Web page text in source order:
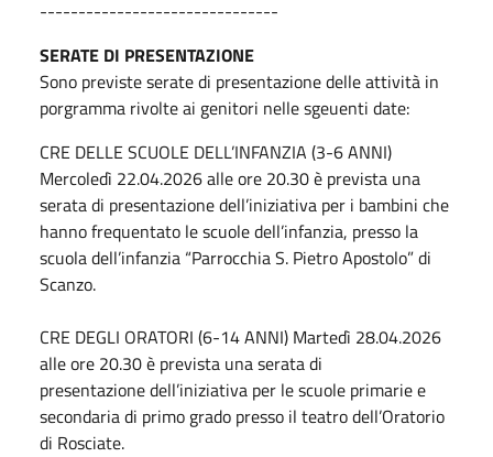
-------------------------------
SERATE DI PRESENTAZIONE
Sono previste serate di presentazione delle attività in
porgramma rivolte ai genitori nelle sgeuenti date:
CRE DELLE SCUOLE DELL’INFANZIA (3-6 ANNI)
Mercoledì 22.04.2026 alle ore 20.30 è prevista una
serata di presentazione dell’iniziativa per i bambini che
hanno frequentato le scuole dell’infanzia, presso la
scuola dell’infanzia “Parrocchia S. Pietro Apostolo” di
Scanzo.
CRE DEGLI ORATORI (6-14 ANNI) Martedì 28.04.2026
alle ore 20.30 è prevista una serata di
presentazione dell’iniziativa per le scuole primarie e
secondaria di primo grado presso il teatro dell’Oratorio
di Rosciate.